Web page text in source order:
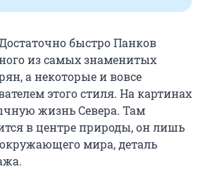
быстро Панков
из самых знаменитых
а некоторые и вовсе
этого стиля. На картинах
жизнь Севера. Там
в центре природы, он лишь
мира, деталь